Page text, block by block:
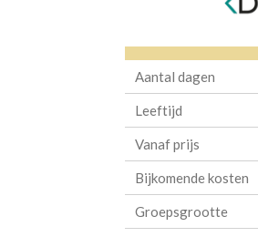
Aantal dagen
Leeftijd
Vanaf prijs
Bijkomende kosten
Groepsgrootte